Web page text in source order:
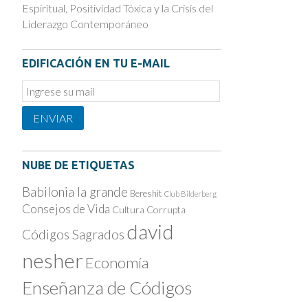
Espiritual, Positividad Tóxica y la Crisis del
Liderazgo Contemporáneo
EDIFICACIÓN EN TU E-MAIL
Email
Subscription
ENVIAR
NUBE DE ETIQUETAS
Babilonia la grande Bereshit Club Bilderberg
Consejos de Vida Cultura Corrupta
Códigos Sagrados david
nesher Economía
Enseñanza de Códigos